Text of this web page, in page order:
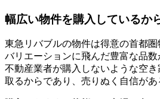
幅広い物件を購入しているか
東急リバブルの物件は得意の首都圏
バリエーションに飛んだ豊富な品
不動産業者が購入しないような空
取るからであり、売りぬく自信があ